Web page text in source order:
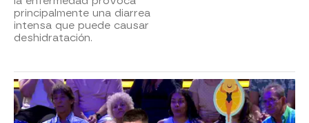
principalmente una diarrea
intensa que puede causar
deshidratación.